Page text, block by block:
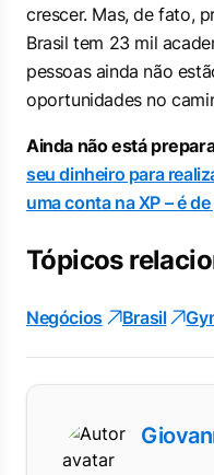
crescer. Mas, de fato,
Brasil tem 23 mil
pessoas ainda não
oportunidades no
Ainda não está
seu dinheiro para
uma conta na XP – é
Tópicos
Negócios Brasil